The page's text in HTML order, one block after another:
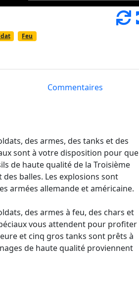
Feu
Commentaires
des armes, des tanks et des
sont à votre disposition pour que
de haute qualité de la Troisième
balles. Les explosions sont
armées allemande et américaine.
des armes à feu, des chars et
vous attendent pour profiter
et cinq gros tanks sont prêts à
de haute qualité proviennent